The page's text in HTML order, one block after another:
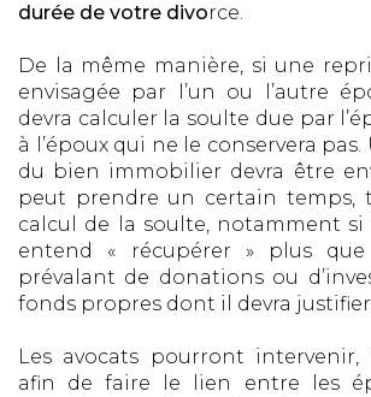
durée de votre divorce.
De la même manière, si une
envisagée par l’un ou l’autre
devra calculer la soulte due par
à l’époux qui ne le conservera
du bien immobilier devra être
peut prendre un certain temps,
calcul de la soulte, notamment si
entend « récupérer » plus
prévalant de donations ou
fonds propres dont il devra
Les avocats pourront intervenir,
afin de faire le lien entre les